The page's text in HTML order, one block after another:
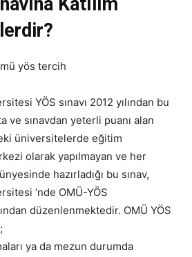
YÖS sınavı 2012 yılından bu
ve sınavdan yeterli puanı alan
üniversitelerde eğitim
olarak yapılmayan ve her
hazırladığı bu sınav,
‘nde OMÜ-YÖS
düzenlenmektedir. OMÜ YÖS
ya da mezun durumda